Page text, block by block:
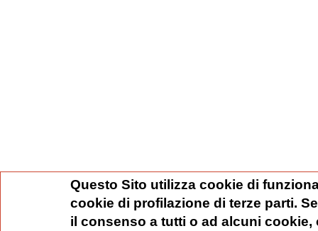
Questo Sito utilizza cookie di
cookie di profilazione di terze parti.
il consenso a tutti o ad alcuni